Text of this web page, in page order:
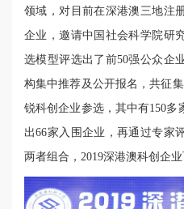
领域，对目前在深港澳三地注
企业，邀请中国社会科学院研
选模型评选出了前50强公众企
构集中推荐及公开报名，共征
锐科创企业参选，其中有150
出66家入围企业，再通过专家
两者组合，2019深港澳科创企